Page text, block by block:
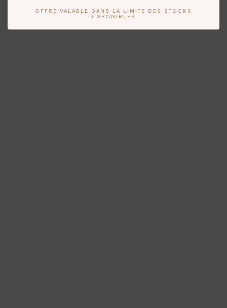
OFFRE VALABLE DANS LA LIMITE DES STOCKS
DISPONIBLES.